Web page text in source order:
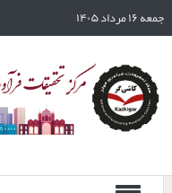
جمعه ۱۶ مرداد ۱۴۰۵